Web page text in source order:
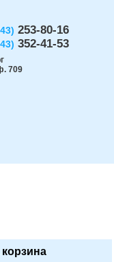
253-80-16
352-41-53
709